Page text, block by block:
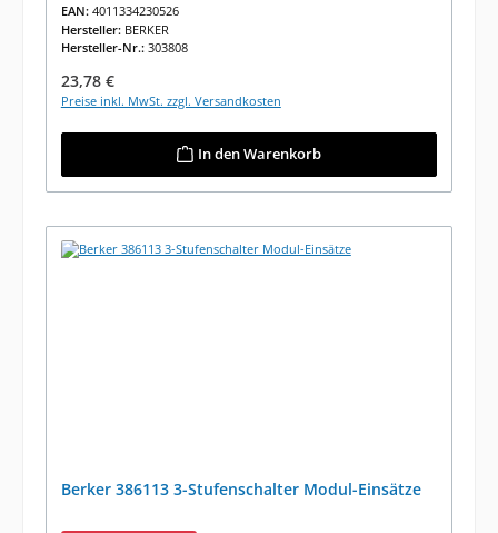
EAN: 4011334230526
Hersteller: BERKER
Hersteller-Nr.: 303808
Regulärer Preis:
23,78 €
Preise inkl. MwSt. zzgl. Versandkosten
In den Warenkorb
Berker 386113 3-Stufenschalter Modul-Einsätze